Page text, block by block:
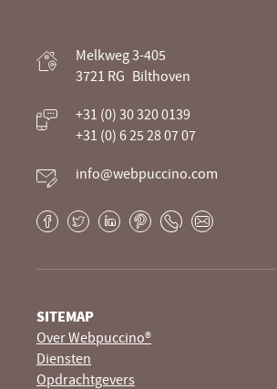
Webpuccino® website
optimalisatie
Melkweg 3-405
3721 RG Bilthoven
+31 (0) 30 320 0139
+31 (0) 6 25 28 07 07
info@webpuccino.com
SITEMAP
Over Webpuccino®
Diensten
Opdrachtgevers